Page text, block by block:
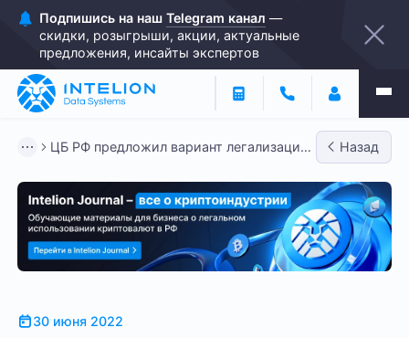
Подпишись на наш Telegram канал —
скидки, розыгрыши, акции, актуальные
предложения, инсайты экспертов
ЦБ РФ предложил вариант легализации
Назад
30 июня 2022